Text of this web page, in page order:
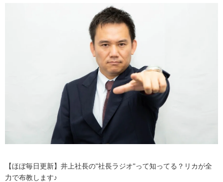
【ほぼ毎日更新】井上社長の"社長ラジオ"って知ってる？リカが全
力で布教します♪